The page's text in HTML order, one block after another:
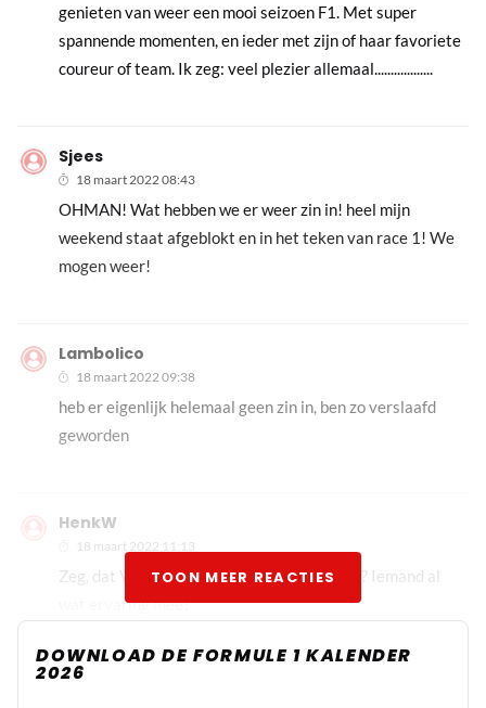
genieten van weer een mooi seizoen F1. Met super
spannende momenten, en ieder met zijn of haar favoriete
coureur of team. Ik zeg: veel plezier allemaal..................
Sjees
18 maart 2022 08:43
OHMAN! Wat hebben we er weer zin in! heel mijn
weekend staat afgeblokt en in het teken van race 1! We
mogen weer!
Lambolico
18 maart 2022 09:38
heb er eigenlijk helemaal geen zin in, ben zo verslaafd
geworden
HenkW
18 maart 2022 11:13
Zeg, dat ViaPlay hè is dat nou FullHD of 4K? Iemand al
wat ervaring mee?
TOON MEER REACTIES
DOWNLOAD DE FORMULE 1 KALENDER
2026